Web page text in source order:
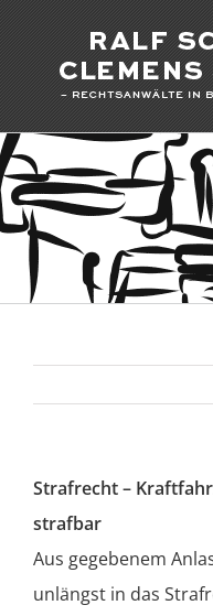
springen
Strafrecht –
strafbar
Aus gegebenem
unlängst in das